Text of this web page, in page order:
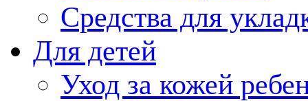
Средства для
Для детей
Уход за кожей